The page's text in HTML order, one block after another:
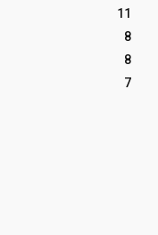
11
8
8
7